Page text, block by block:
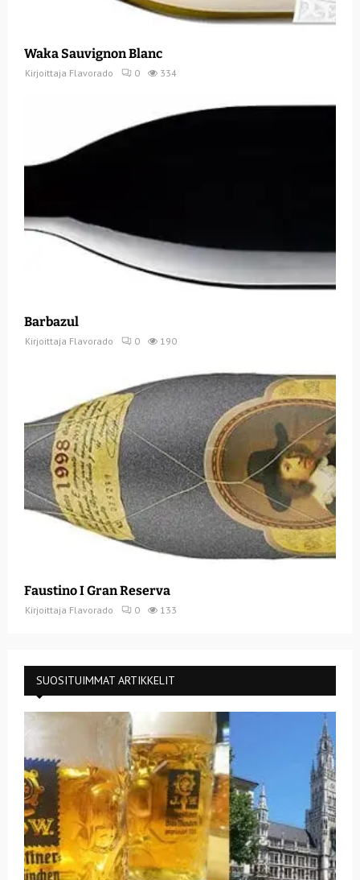
Waka Sauvignon Blanc
Kirjoittaja Flavorado 0 334
Barbazul
Kirjoittaja Flavorado 0 190
Faustino I Gran Reserva
Kirjoittaja Flavorado 0 133
SUOSITUIMMAT ARTIKKELIT